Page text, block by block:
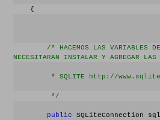
    {
/* HACEMOS LAS VARIABLES
NECESITARAN INSTALAR Y AGREGAR
* SQLITE http://
         */
public SQLiteConnection